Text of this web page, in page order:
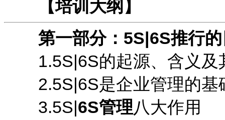
【培训大纲】
第一部分：5S|6S推行
1.5S|6S的起源、含义及
2.5S|6S是企业管理的基
3.5S| 6S管理八大作用